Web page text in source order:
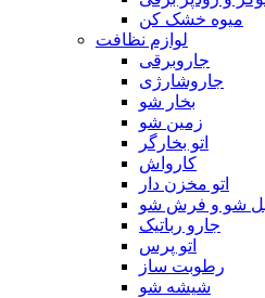
میوه خشک کن
لوازم نظافت
جاروبرقی
جاروشارژی
بخار شو
زمین شو
اتو بخارگر
کارواش
اتو مخزن دار
شو و فرش شو
جارو رباتیک
اتو پرس
رطوبت ساز
شیشه شو